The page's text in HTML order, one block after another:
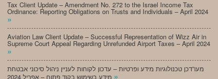
Tax Client Update – Amendment No. 272 to the Israel Income Tax
Ordinance: Reporting Obligations on Trusts and Individuals – April 2024
»
Aviation Law Client Update – Successful Representation of Wizz Air in
Supreme Court Appeal Regarding Unrefunded Airport Taxes – April 2024
»
מעו”דכן טכנולוגיות מידע ופרטיות – עדכון לקוחות לעניין ניהול סיכוני אבטחת
»